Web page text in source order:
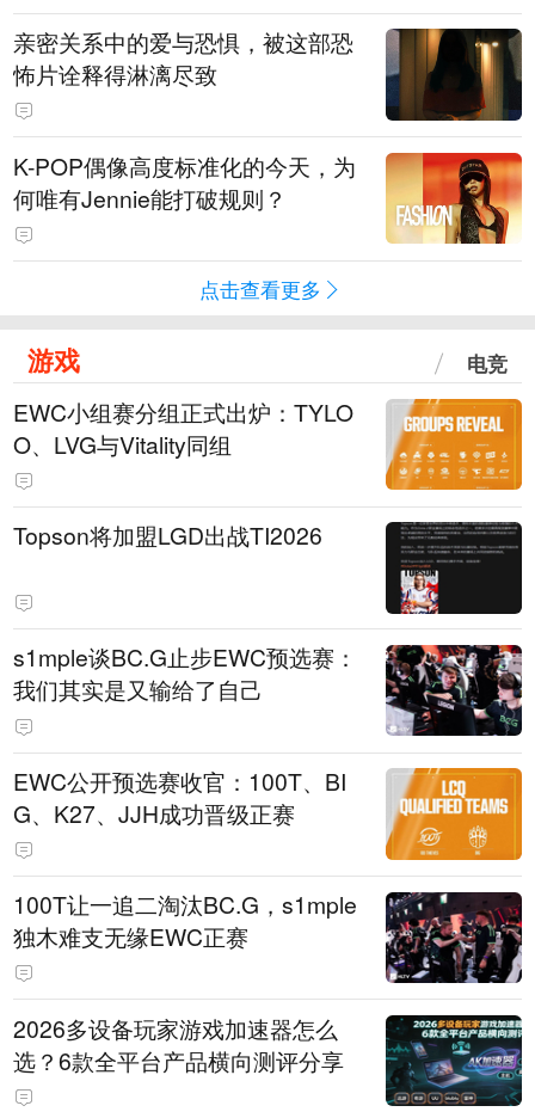
亲密关系中的爱与恐惧，被这部恐
怖片诠释得淋漓尽致
K-POP偶像高度标准化的今天，为
何唯有Jennie能打破规则？
点击查看更多
游戏 电竞
EWC小组赛分组正式出炉：TYLO
O、LVG与Vitality同组
Topson将加盟LGD出战TI2026
s1mple谈BC.G止步EWC预选赛：
我们其实是又输给了自己
EWC公开预选赛收官：100T、BI
G、K27、JJH成功晋级正赛
100T让一追二淘汰BC.G，s1mple
独木难支无缘EWC正赛
2026多设备玩家游戏加速器怎么
选？6款全平台产品横向测评分享